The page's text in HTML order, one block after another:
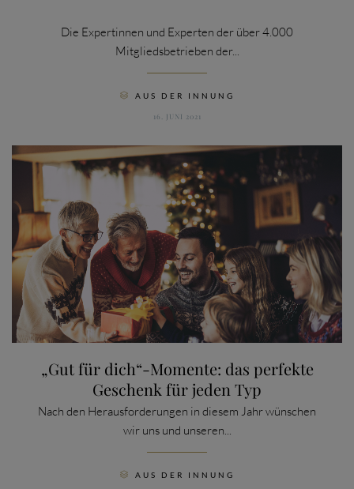
Die Expertinnen und Experten der über 4.000
Mitgliedsbetrieben der...
 AUS DER INNUNG
16. JUNI 2021
„Gut für dich“-Momente: das perfekte
Geschenk für jeden Typ
Nach den Herausforderungen in diesem Jahr wünschen
wir uns und unseren...
 AUS DER INNUNG